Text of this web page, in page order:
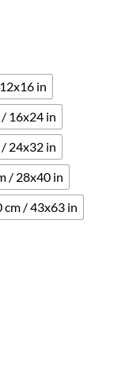
in
16x24 in
24x32 in
/ 28x40 in
cm / 43x63 in